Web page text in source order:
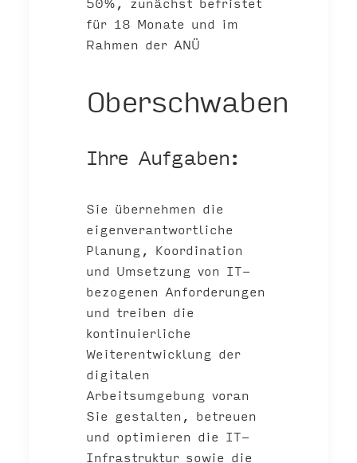
für 18 Monate und im
Rahmen der ANÜ
Oberschwaben
Ihre Aufgaben:
Sie übernehmen die
eigenverantwortliche
Planung, Koordination
und Umsetzung von IT-
bezogenen Anforderungen
und treiben die
kontinuierliche
Weiterentwicklung der
digitalen
Arbeitsumgebung voran
Sie gestalten, betreuen
und optimieren die IT-
Infrastruktur sowie die